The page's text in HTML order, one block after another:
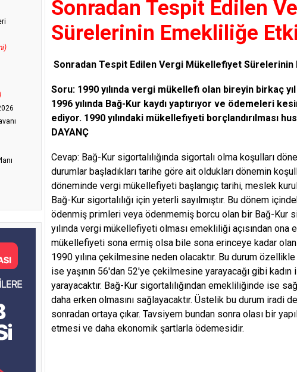
Sonradan Tespit Edilen
Sürelerinin Emekliliğe
Sonradan Tespit Edilen Vergi Mükellefiyet Sürelerinin
Soru: 1990 yılında vergi mükellefi olan bireyin birkaç
1996 yılında Bağ-Kur kaydı yaptırıyor ve ödemeleri
ediyor. 1990 yılındaki mükellefiyeti borçlandırılması
DAYANÇ
Cevap: Bağ-Kur sigortalılığında sigortalı olma koşulları
durumlar başladıkları tarihe göre ait oldukları dönemin
döneminde vergi mükellefiyeti başlangıç tarihi, meslek
Bağ-Kur sigortalılığı için yeterli sayılmıştır. Bu dönem
ödenmiş primleri veya ödenmemiş borcu olan bir Bağ-Kur
yılında vergi mükellefiyeti olması emekliliği açısından
mükellefiyeti sona ermiş olsa bile sona erinceye kadar olan
1990 yılına çekilmesine neden olacaktır. Bu durum
ise yaşının 56'dan 52'ye çekilmesine yarayacağı gibi
yarayacaktır. Bağ-Kur sigortalılığından emekliliğinde ise
daha erken olmasını sağlayacaktır. Üstelik bu durum iradi
sonradan ortaya çıkar. Tavsiyem bundan sonra olası bir
etmesi ve daha ekonomik şartlarla ödemesidir.